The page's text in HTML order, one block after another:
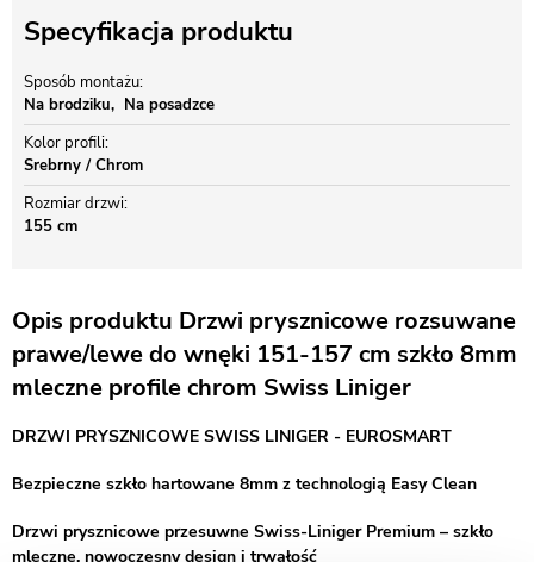
Specyfikacja produktu
Sposób montażu
Na brodziku
Na posadzce
Kolor profili
Srebrny / Chrom
Rozmiar drzwi
155 cm
Opis produktu Drzwi prysznicowe rozsuwane
prawe/lewe do wnęki 151-157 cm szkło 8mm
mleczne profile chrom Swiss Liniger
DRZWI PRYSZNICOWE SWISS LINIGER - EUROSMART
Bezpieczne szkło hartowane 8mm z technologią Easy Clean
Drzwi prysznicowe przesuwne Swiss-Liniger Premium – szkło
mleczne, nowoczesny design i trwałość